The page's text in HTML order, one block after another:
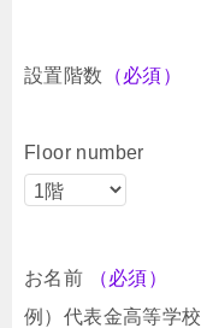
設置階数 （必須）
Floor number
お名前
（必須）
例）代表金高等学校